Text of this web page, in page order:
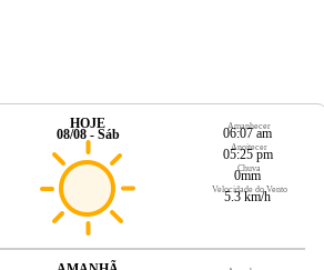
HOJE
08/08 - Sáb
Amanhecer
06:07 am
Anoitecer
05:25 pm
Chuva
0mm
Velocidade do Vento
5.3 km/h